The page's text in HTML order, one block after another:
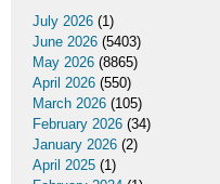
July 2026 (1)
June 2026 (5403)
May 2026 (8865)
April 2026 (550)
March 2026 (105)
February 2026 (34)
January 2026 (2)
April 2025 (1)